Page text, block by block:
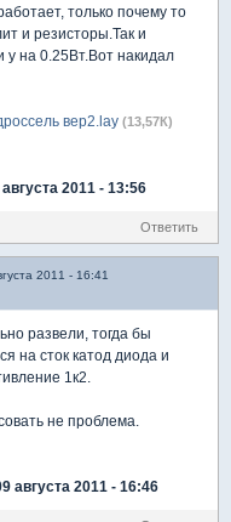
только почему то
и резисторы.Так и
на 0.25Вт.Вот накидал
вер2.lay (13,57К)
2011 - 13:56
Ответить
2011 - 16:41
развели, тогда бы
на сток катод диода и
1к2.
не проблема.
августа 2011 - 16:46